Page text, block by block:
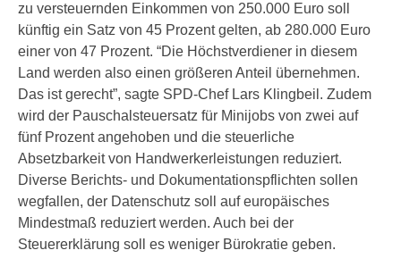
zu versteuernden Einkommen von 250.000 Euro soll
künftig ein Satz von 45 Prozent gelten, ab 280.000 Euro
einer von 47 Prozent. “Die Höchstverdiener in diesem
Land werden also einen größeren Anteil übernehmen.
Das ist gerecht”, sagte SPD-Chef Lars Klingbeil. Zudem
wird der Pauschalsteuersatz für Minijobs von zwei auf
fünf Prozent angehoben und die steuerliche
Absetzbarkeit von Handwerkerleistungen reduziert.
Diverse Berichts- und Dokumentationspflichten sollen
wegfallen, der Datenschutz soll auf europäisches
Mindestmaß reduziert werden. Auch bei der
Steuererklärung soll es weniger Bürokratie geben.